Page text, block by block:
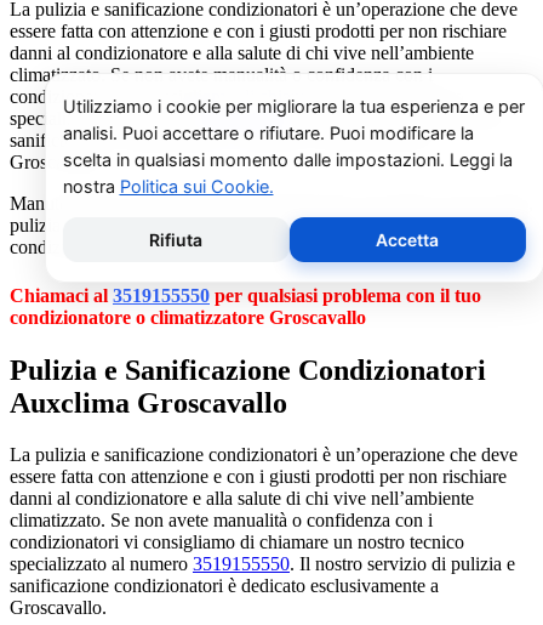
La pulizia e sanificazione condizionatori è un’operazione che deve
essere fatta con attenzione e con i giusti prodotti per non rischiare
danni al condizionatore e alla salute di chi vive nell’ambiente
climatizzato. Se non avete manualità o confidenza con i
condizionatori vi consigliamo di chiamare un nostro tecnico
specializzato al numero3519155550. Il nostro servizio di pulizia e
sanificazione condizionatori è dedicato esclusivamente a
Groscavallo.
Manutenzione condizionatori e climatizzatori Auxclima Groscavallo,
pulizia condizionatori, riparazione condizionatori d’aria, ricarica gas
condizionatori Auxclima Groscavallo.
Chiamaci al 3519155550 per qualsiasi problema con il tuo
condizionatore o climatizzatore Groscavallo
Pulizia e Sanificazione Condizionatori
Auxclima Groscavallo
La pulizia e sanificazione condizionatori è un’operazione che deve
essere fatta con attenzione e con i giusti prodotti per non rischiare
danni al condizionatore e alla salute di chi vive nell’ambiente
climatizzato. Se non avete manualità o confidenza con i
condizionatori vi consigliamo di chiamare un nostro tecnico
specializzato al numero 3519155550. Il nostro servizio di pulizia e
sanificazione condizionatori è dedicato esclusivamente a
Groscavallo.